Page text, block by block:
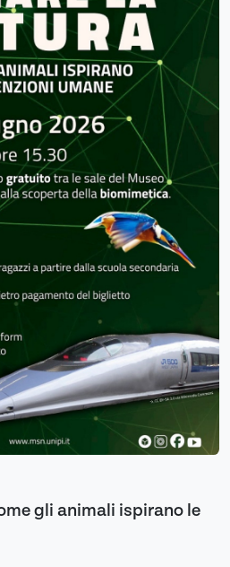
gli animali ispirano le